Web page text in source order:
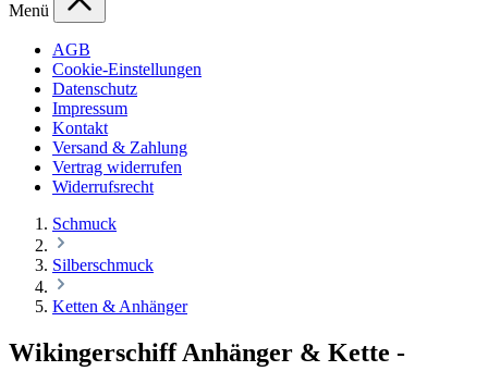
Menü
AGB
Cookie-Einstellungen
Datenschutz
Impressum
Kontakt
Versand & Zahlung
Vertrag widerrufen
Widerrufsrecht
Schmuck
Silberschmuck
Ketten & Anhänger
Wikingerschiff Anhänger & Kette -